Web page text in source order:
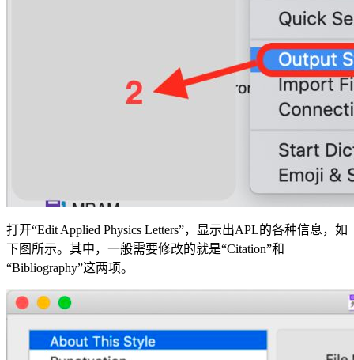
打开“Edit Applied Physics Letters”，显示出APL的各种信息，如
下图所示。其中，一般需要修改的就是“Citation”和
“Bibliography”这两项。